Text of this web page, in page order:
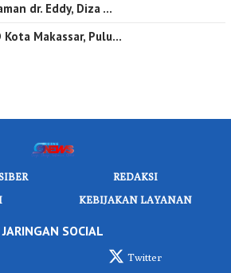
dr. Eddy, Diza …
Kota Makassar, Pulu…
REDAKSI
KEBIJAKAN LAYANAN
JARINGAN SOCIAL
Twitter